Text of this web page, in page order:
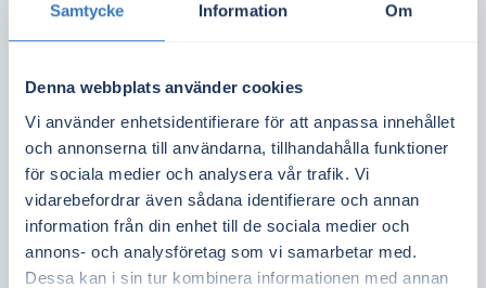
Samtycke Information Om
Denna webbplats använder cookies
Vi använder enhetsidentifierare för att anpassa innehållet
och annonserna till användarna, tillhandahålla funktioner
för sociala medier och analysera vår trafik. Vi
vidarebefordrar även sådana identifierare och annan
information från din enhet till de sociala medier och
annons- och analysföretag som vi samarbetar med.
Dessa kan i sin tur kombinera informationen med annan
bostadsrättsföreningar med gemensam
efterfrågan i norra Sverige och påverkas
bland annat av vattenkraft, vindkraft,
temperatur och överföringskapacitet mot
övriga elområden. Genom att följa priset dag
för dag får du bättre kontroll över kostnaden.